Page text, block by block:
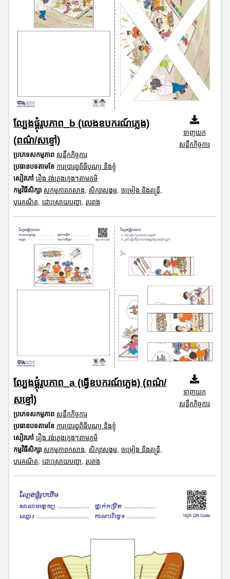
ល្បែងផ្គុំរូបភាព_b (លេងឧបករណ៍ភ្លេង)
(ពណ៌/សខ្មៅ)
ប្រភេទសកម្មភាព សន្លឹកកិច្ចការ
ប្រធានបទតាមខែ ការប្រារព្ធពិធីបុណ្យ និងខ្ញុំ
សៀវភៅ រឿង វង់ភ្លេងក្មេងៗតាមភូមិ
កម្មវិធីសិក្សា សកម្មភាពកសាង, សិក្សាសង្គម, ចម្រៀង និងតន្ត្រី,
បុរេគណិត, ដោះស្រាយបញ្ហា, រូបរាង
ទាញយក
សន្លឹកកិច្ចការ
ល្បែងផ្គុំរូបភាព_a (ធ្វើឧបករណ៍ភ្លេង) (ពណ៌/
សខ្មៅ)
ប្រភេទសកម្មភាព សន្លឹកកិច្ចការ
ប្រធានបទតាមខែ ការប្រារព្ធពិធីបុណ្យ និងខ្ញុំ
សៀវភៅ រឿង វង់ភ្លេងក្មេងៗតាមភូមិ
កម្មវិធីសិក្សា សកម្មភាពកសាង សិក្សាសង្គម, ចម្រៀង និងតន្ត្រី
បុរេគណិត ដោះស្រាយបញ្ហា រូបរាង
ទាញយក
សន្លឹកកិច្ចការ